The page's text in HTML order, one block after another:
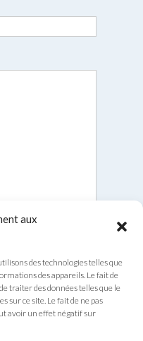
aux
des technologies telles que
des appareils. Le fait de
traiter des données telles que le
sur ce site. Le fait de ne pas
avoir un effet négatif sur